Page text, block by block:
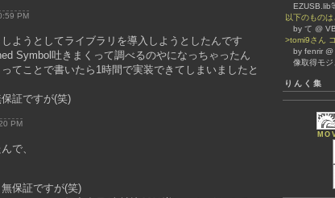
PM
ようとしてライブラリを導入しようとしたんです
Symbol吐きまくって調べるのやになっちゃったん
てことで書いたら1時間で実装できてしまいましたと
証ですが(笑)
PM
で、
保証ですが(笑)
EZUSB.lib
以下のもの
by て @
>tomi9さん
by fenrir
像取得モ
りんく集